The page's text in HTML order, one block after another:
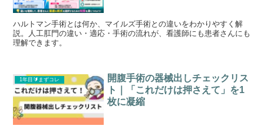
ハルトマン手術とは何か、マイルズ手術との違いをわかりやすく解
説。人工肛門の違い・適応・手術の流れが、看護師にも患者さんにも
理解できます。
1年目🔰まずコレ
開腹手術の器械出しチェックリス
ト｜「これだけは押さえて」を1
枚に凝縮